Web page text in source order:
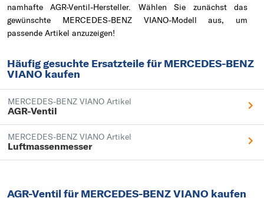
namhafte AGR-Ventil-Hersteller. Wählen Sie zunächst das
gewünschte MERCEDES-BENZ VIANO-Modell aus, um
passende Artikel anzuzeigen!
Häufig gesuchte Ersatzteile für MERCEDES-BENZ
VIANO kaufen
MERCEDES-BENZ VIANO Artikel
AGR-Ventil
MERCEDES-BENZ VIANO Artikel
Luftmassenmesser
AGR-Ventil für MERCEDES-BENZ VIANO kaufen